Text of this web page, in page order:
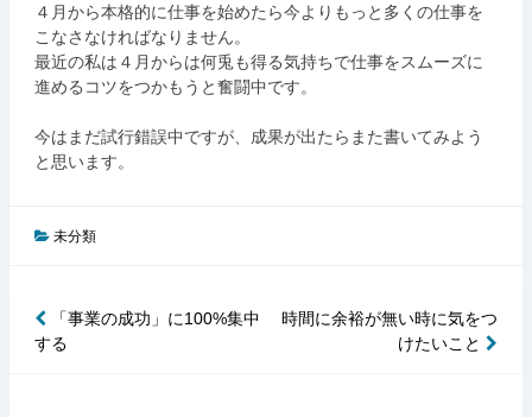
４月から本格的に仕事を始めたら今よりもっと多くの仕事を
こなさなければなりません。
最近の私は４月からは何兎も得る気持ちで仕事をスムーズに
進めるコツをつかもうと奮闘中です。
今はまだ試行錯誤中ですが、成果が出たらまた書いてみよう
と思います。
未分類
投
稿
「事業の成功」に100%集中
する
時間に余裕が無い時に気をつ
けたいこと